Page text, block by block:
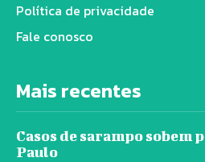
Política de privacidade
Fale conosco
Mais recentes
Casos de sarampo sobem
Paulo